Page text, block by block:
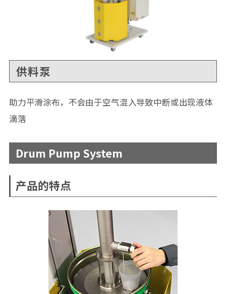
供料泵
助力平滑涂布，不会由于空气混入导致中断或出现液体
滴落
Drum Pump System
产品的特点